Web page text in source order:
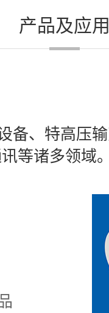
产品及应
备、特高压
等诸多领域